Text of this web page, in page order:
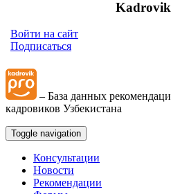
Войти на сайт
Подписаться
– База данных
кадровиков Узбекистана
Toggle navigation
Консультации
Новости
Рекомендации